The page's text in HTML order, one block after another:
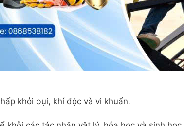
khỏi bụi, khí độc và vi khuẩn.